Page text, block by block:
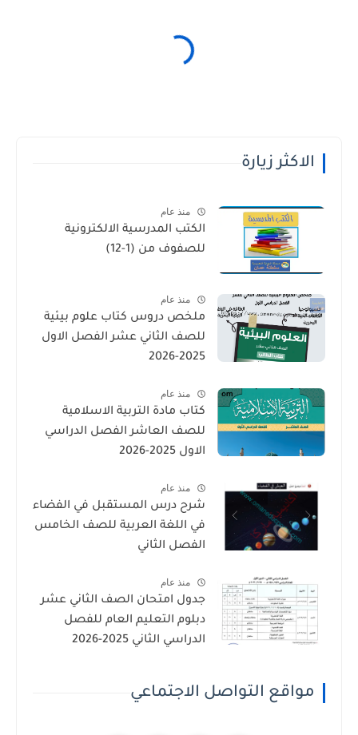
الاكثر زيارة
منذ عام
الكتب المدرسية الالكترونية
للصفوف من (1-12)
منذ عام
ملخص دروس كتاب علوم بيئية
للصف الثاني عشر الفصل الاول
2025-2026
منذ عام
كتاب مادة التربية الاسلامية
للصف العاشر الفصل الدراسي
الاول 2025-2026
منذ عام
شرح درس المستقبل في الفضاء
في اللغة العربية للصف الخامس
الفصل الثاني
منذ عام
جدول امتحان الصف الثاني عشر
دبلوم التعليم العام للفصل
الدراسي الثاني 2025-2026
مواقع التواصل الاجتماعي